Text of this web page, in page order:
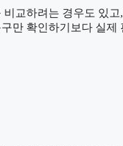
교하려는 경우도 있
만 확인하기보다 실